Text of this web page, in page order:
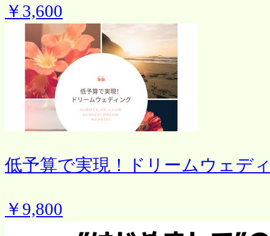
￥3,600
低予算で実現！ドリームウェデ
￥9,800